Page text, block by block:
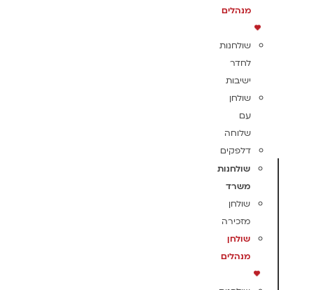
מנהלים
שולחנות
לחדר
ישיבות
שולחן
עם
שלוחה
דלפקים
שולחנות
משרד
שולחן
מזכירה
שולחן
מנהלים